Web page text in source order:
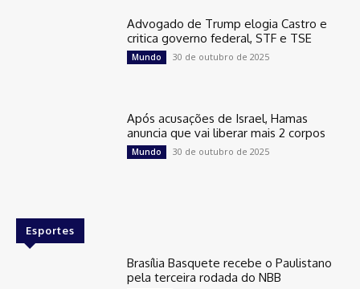
Advogado de Trump elogia Castro e
critica governo federal, STF e TSE
Mundo 30 de outubro de 2025
Após acusações de Israel, Hamas
anuncia que vai liberar mais 2 corpos
Mundo 30 de outubro de 2025
Esportes
Brasília Basquete recebe o Paulistano
pela terceira rodada do NBB